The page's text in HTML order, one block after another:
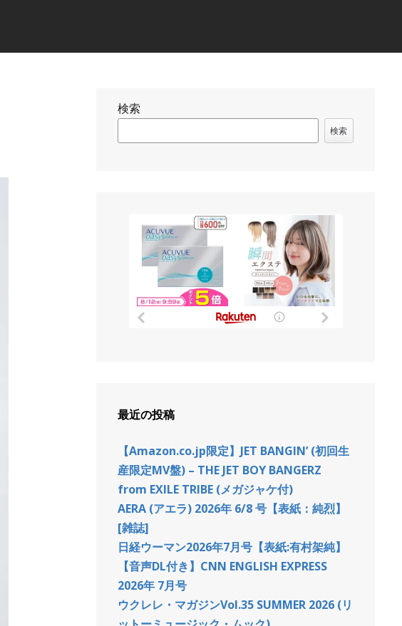
検索
検索
最近の投稿
【Amazon.co.jp限定】JET BANGIN’ (初回生
産限定MV盤) – THE JET BOY BANGERZ
from EXILE TRIBE (メガジャケ付)
AERA (アエラ) 2026年 6/8 号【表紙：純烈】
[雑誌]
日経ウーマン2026年7月号【表紙:有村架純】
【音声DL付き】CNN ENGLISH EXPRESS
2026年 7月号
ウクレレ・マガジンVol.35 SUMMER 2026 (リ